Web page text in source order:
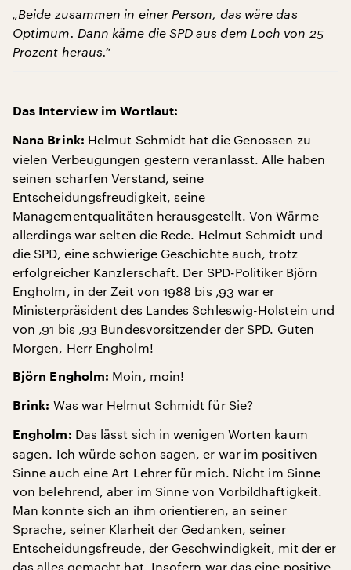
„Beide zusammen in einer Person, das wäre das
Optimum. Dann käme die SPD aus dem Loch von 25
Prozent heraus.“
Das Interview im Wortlaut:
Nana Brink: Helmut Schmidt hat die Genossen zu
vielen Verbeugungen gestern veranlasst. Alle haben
seinen scharfen Verstand, seine
Entscheidungsfreudigkeit, seine
Managementqualitäten herausgestellt. Von Wärme
allerdings war selten die Rede. Helmut Schmidt und
die SPD, eine schwierige Geschichte auch, trotz
erfolgreicher Kanzlerschaft. Der SPD-Politiker Björn
Engholm, in der Zeit von 1988 bis ‚93 war er
Ministerpräsident des Landes Schleswig-Holstein und
von ‚91 bis ‚93 Bundesvorsitzender der SPD. Guten
Morgen, Herr Engholm!
Björn Engholm: Moin, moin!
Brink: Was war Helmut Schmidt für Sie?
Engholm: Das lässt sich in wenigen Worten kaum
sagen. Ich würde schon sagen, er war im positiven
Sinne auch eine Art Lehrer für mich. Nicht im Sinne
von belehrend, aber im Sinne von Vorbildhaftigkeit.
Man konnte sich an ihm orientieren, an seiner
Sprache, seiner Klarheit der Gedanken, seiner
Entscheidungsfreude, der Geschwindigkeit, mit der er
das alles gemacht hat. Insofern war das eine positive